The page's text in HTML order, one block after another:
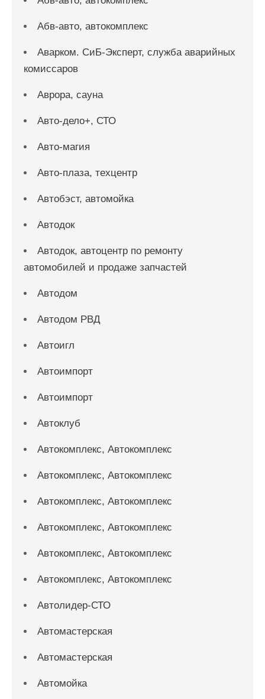
Абв-авто, автокомплекс
Аварком. СиБ-Эксперт, служба аварийных
комиссаров
Аврора, сауна
Авто-дело+, СТО
Авто-магия
Авто-плаза, техцентр
Автобэст, автомойка
Автодок
Автодок, автоцентр по ремонту
автомобилей и продаже запчастей
Автодом
Автодом РВД
Автоигл
Автоимпорт
Автоимпорт
Автоклуб
Автокомплекс, Автокомплекс
Автокомплекс, Автокомплекс
Автокомплекс, Автокомплекс
Автокомплекс, Автокомплекс
Автокомплекс, Автокомплекс
Автокомплекс, Автокомплекс
Автолидер-СТО
Автомастерская
Автомастерская
Автомойка